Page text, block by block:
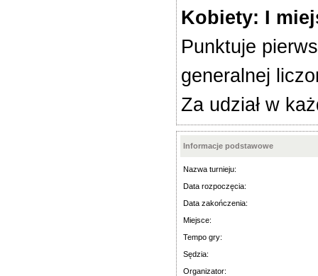
Kobiety: I
Punktuje
generalnej
Za udział w
Informacje podstawowe
Nazwa turnieju:
Data rozpoczęcia:
Data zakończenia:
Miejsce:
Tempo gry:
Sędzia:
Organizator: